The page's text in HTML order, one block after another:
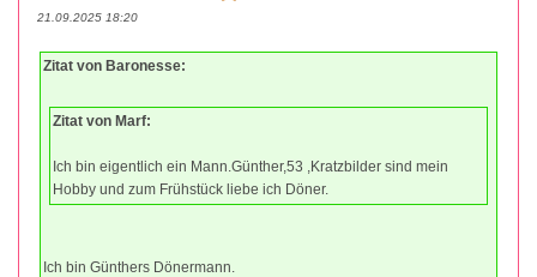
21.09.2025 18:20
Zitat von Baronesse:
Zitat von Marf:
Ich bin eigentlich ein Mann.Günther,53 ,Kratzbilder sind mein
Hobby und zum Frühstück liebe ich Döner.
Ich bin Günthers Dönermann.